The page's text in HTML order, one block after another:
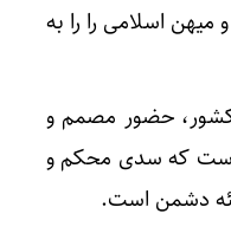
میهن اسلامی را را به
کشور، حضور مصمم و
که سدی محکم و
دشمن است.